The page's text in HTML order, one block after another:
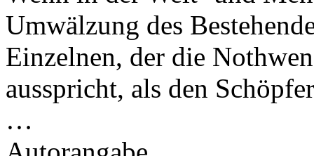
Umwälzung des
Einzelnen, der die
ausspricht, als den
…